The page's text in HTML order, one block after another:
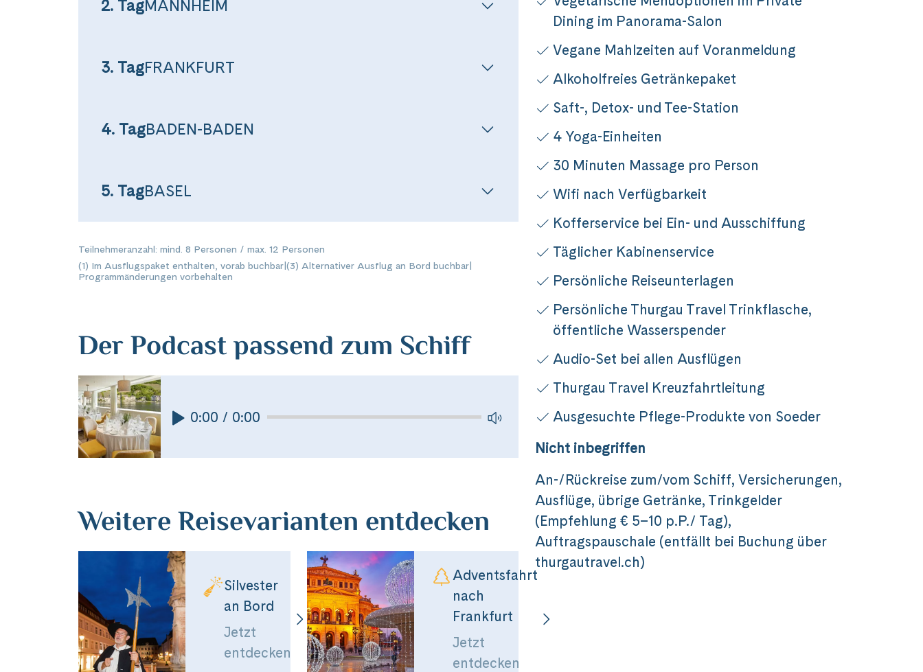
Teile diese Reise
Wellness pur auf Rhein und Main
Messenger
per E-Mail senden
2. TagMANNHEIM
3. TagFRANKFURT
4. TagBADEN-BADEN
5. TagBASEL
Teilnehmeranzahl: mind. 8 Personen / max. 12 Personen
(1) Im Ausflugspaket enthalten, vorab buchbar (3) Alternativer Ausflug an Bord buchbar
Programmänderungen vorbehalten
Der Podcast passend zum Schiff
0:00 / 0:00
Weitere Reisevarianten entdecken
Silvester
an Bord
Jetzt
entdecken
Adventsfahrt
nach
Frankfurt
Jetzt
entdecken
Dining im Panorama-Salon
Vegane Mahlzeiten auf Voranmeldung
Alkoholfreies Getränkepaket
Saft-, Detox- und Tee-Station
4 Yoga-Einheiten
30 Minuten Massage pro Person
Wifi nach Verfügbarkeit
Kofferservice bei Ein- und Ausschiffung
Täglicher Kabinenservice
Persönliche Reiseunterlagen
Persönliche Thurgau Travel Trinkflasche,
öffentliche Wasserspender
Audio-Set bei allen Ausflügen
Thurgau Travel Kreuzfahrtleitung
Ausgesuchte Pflege-Produkte von Soeder
Nicht inbegriffen
An-/Rückreise zum/vom Schiff, Versicherungen,
Ausflüge, übrige Getränke, Trinkgelder
(Empfehlung € 5–10 p.P./ Tag),
Auftragspauschale (entfällt bei Buchung über
thurgautravel.ch)